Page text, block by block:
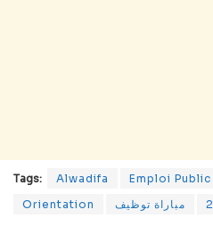
Tags: Alwadifa Emploi Public
Orientation
مباراة توظيف